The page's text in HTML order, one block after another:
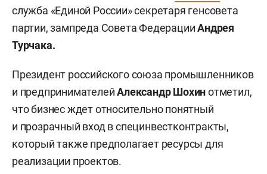
служба «Единой России» секретаря генсовета
партии, зампреда Совета ФедерацииАндрея
Турчака.
Президент российского союза промышленников
и предпринимателейАлександр Шохинотметил,
что бизнес ждет относительно понятный
и прозрачный вход в специнвестконтракты,
который также предполагает ресурсы для
реализации проектов.